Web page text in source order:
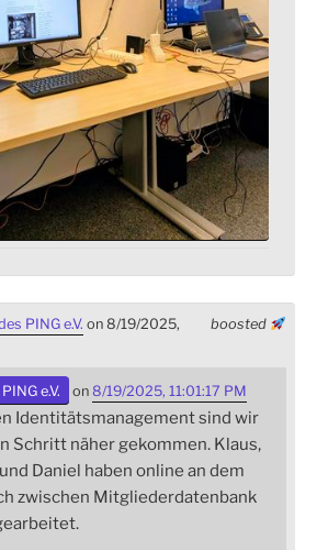
boosted
PING e.V. on 8/19/2025,
e.V. on 8/19/2025, 11:01:17 PM
Identitätsmanagement sind wir
Schritt näher gekommen. Klaus,
Daniel haben online an dem
zwischen Mitgliederdatenbank